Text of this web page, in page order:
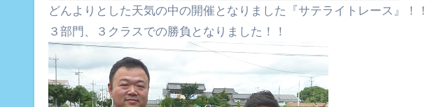
どんよりとした天気の中の開催となりました『サテライトレース』！！
３部門、３クラスでの勝負となりました！！